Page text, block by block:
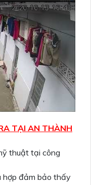
TẠI AN THÀNH
thuật tại công
hợp đảm bảo thấy